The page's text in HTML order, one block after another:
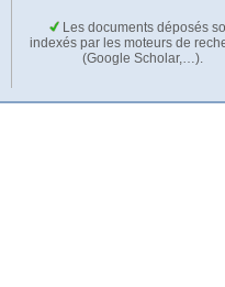
Les documents déposés
indexés par les moteurs de
(Google Scholar,…).